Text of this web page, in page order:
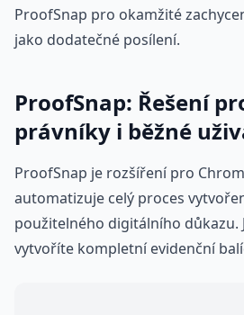
ProofSnap pro okamžité
jako dodatečné posílení.
ProofSnap: Řešení
právníky i běžné
ProofSnap je rozšíření pro
automatizuje celý proces
použitelného digitálního důkazu.
vytvoříte kompletní evidenční